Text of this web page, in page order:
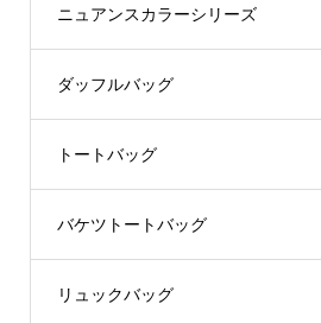
ニュアンスカラーシリーズ
ダッフルバッグ
トートバッグ
バケツトートバッグ
リュックバッグ